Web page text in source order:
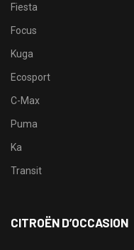
Fiesta
Focus
Kuga
Ecosport
C-Max
Puma
Ka
Transit
CITROËN D’OCCASION